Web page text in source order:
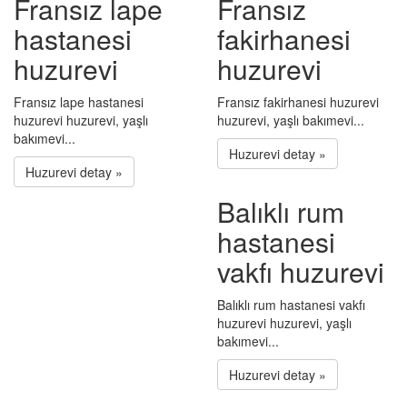
Fransız lape
hastanesi
huzurevi
Fransız lape hastanesi
huzurevi huzurevi, yaşlı
bakımevi...
Huzurevi detay »
Fransız
fakirhanesi
huzurevi
Fransız fakirhanesi huzurevi
huzurevi, yaşlı bakımevi...
Huzurevi detay »
Balıklı rum
hastanesi
vakfı huzurevi
Balıklı rum hastanesi vakfı
huzurevi huzurevi, yaşlı
bakımevi...
Huzurevi detay »